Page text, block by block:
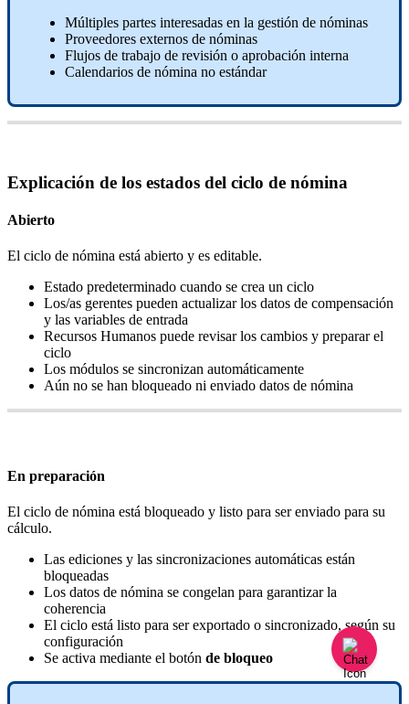
Múltiples partes interesadas en la gestión de nóminas
Proveedores externos de nóminas
Flujos de trabajo de revisión o aprobación interna
Calendarios de nómina no estándar
Explicación de los estados del ciclo de nómina
Abierto
El ciclo de nómina está abierto y es editable.
Estado predeterminado cuando se crea un ciclo
Los/as gerentes pueden actualizar los datos de compensación
y las variables de entrada
Recursos Humanos puede revisar los cambios y preparar el
ciclo
Los módulos se sincronizan automáticamente
Aún no se han bloqueado ni enviado datos de nómina
En preparación
El ciclo de nómina está bloqueado y listo para ser enviado para su
cálculo.
Las ediciones y las sincronizaciones automáticas están
bloqueadas
Los datos de nómina se congelan para garantizar la
coherencia
El ciclo está listo para ser exportado o sincronizado, según su
configuración
Se activa mediante el botón de bloqueo